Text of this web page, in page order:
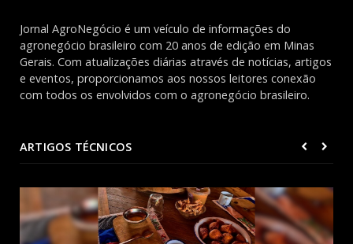
Jornal AgroNegócio é um veículo de informações do
agronegócio brasileiro com 20 anos de edição em Minas
Gerais. Com atualizações diárias através de notícias, artigos
e eventos, proporcionamos aos nossos leitores conexão
com todos os envolvidos com o agronegócio brasileiro.
ARTIGOS TÉCNICOS